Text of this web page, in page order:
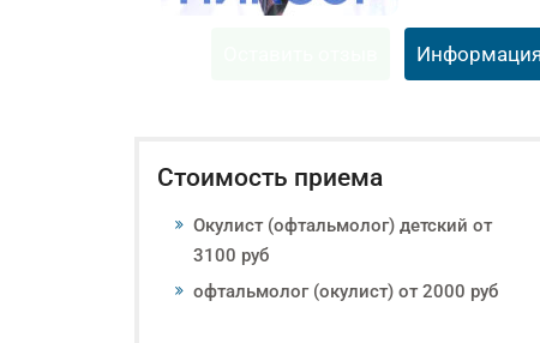
Информация
Стоимость приема
Окулист (офтальмолог) детский от
3100 руб
офтальмолог (окулист) от 2000 руб